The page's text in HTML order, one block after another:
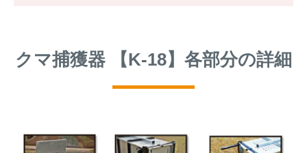
クマ捕獲器 【K-18】各部分の詳細